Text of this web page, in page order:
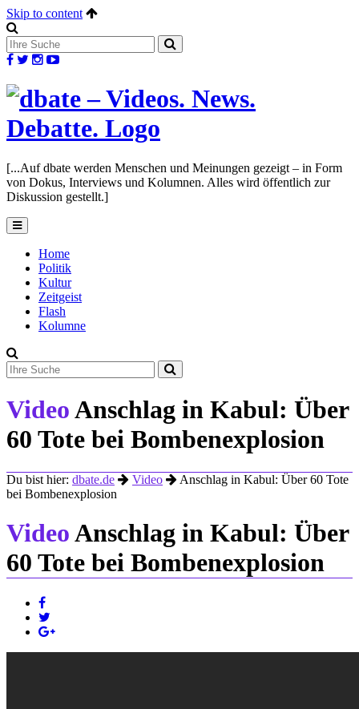
Skip to content
[...Auf dbate werden Menschen und Meinungen gezeigt – in Form
von Dokus, Interviews und Kolumnen. Alles wird öffentlich zur
Diskussion gestellt.]
Home
Politik
Kultur
Zeitgeist
Flash
Kolumne
VideoAnschlag in Kabul: Über
60 Tote bei Bombenexplosion
Du bist hier: dbate.de Video
Anschlag in Kabul: Über 60 Tote
bei Bombenexplosion
VideoAnschlag in Kabul: Über
60 Tote bei Bombenexplosion